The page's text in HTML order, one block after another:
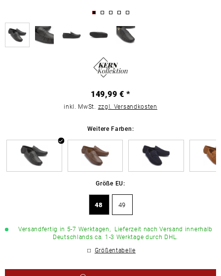
149,99 € *
inkl. MwSt. zzgl. Versandkosten
Weitere Farben:
Größe EU:
48 49
Versandfertig in 5-7 Werktagen, Lieferzeit nach Versand innerhalb
Deutschlands ca. 1-3 Werktage durch DHL.
Größentabelle